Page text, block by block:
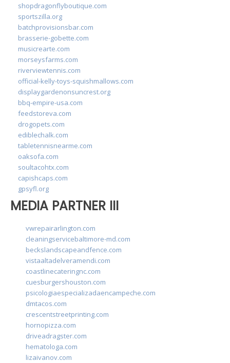
shopdragonflyboutique.com
sportszilla.org
batchprovisionsbar.com
brasserie-gobette.com
musicrearte.com
morseysfarms.com
riverviewtennis.com
official-kelly-toys-squishmallows.com
displaygardenonsuncrest.org
bbq-empire-usa.com
feedstoreva.com
drogopets.com
ediblechalk.com
tabletennisnearme.com
oaksofa.com
soultacohtx.com
capishcaps.com
gpsyfl.org
MEDIA PARTNER III
vwrepairarlington.com
cleaningservicebaltimore-md.com
beckslandscapeandfence.com
vistaaltadelveramendi.com
coastlinecateringnc.com
cuesburgershouston.com
psicologiaespecializadaencampeche.com
dmtacos.com
crescentstreetprinting.com
hornopizza.com
driveadragster.com
hematologa.com
lizaivanov.com